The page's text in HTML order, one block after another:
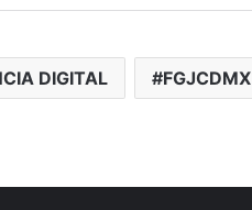
DIGITAL FGJCDMX